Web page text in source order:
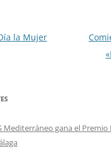
la Mujer
Mediterráneo gana el